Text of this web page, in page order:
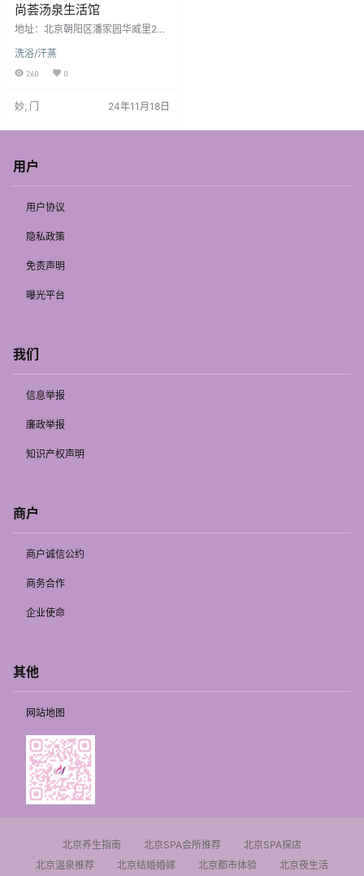
尚荟汤泉生活馆
地址：北京朝阳区潘家园华威里27
服QQ： 营业时间：周一至周日全天
商家印象：尚荟汤泉生活馆位于潘
家园附近，这家新开的汤泉设施齐
果不限量拿取，朝阳洗浴放松的不
洗浴/汗蒸
260 0
妙, 门 24年11月18日
用户
用户协议
隐私政策
免责声明
曝光平台
我们
信息举报
廉政举报
知识产权声明
商户
商户诚信公约
商务合作
企业使命
其他
网站地图
北京养生指南 北京SPA会所推荐
北京SPA探店
北京温泉推荐
北京结婚婚嫁 北京都市体验 北京夜生活